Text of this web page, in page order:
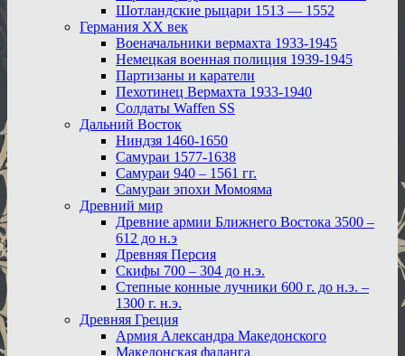
Шотландские рыцари 1513 — 1552
Германия XX век
Военачальники вермахта 1933-1945
Немецкая военная полиция 1939-1945
Партизаны и каратели
Пехотинец Вермахта 1933-1940
Солдаты Waffen SS
Дальний Восток
Ниндзя 1460-1650
Самураи 1577-1638
Самураи 940 – 1561 гг.
Самураи эпохи Момояма
Древний мир
Древние армии Ближнего Востока 3500 –
612 до н.э
Древняя Персия
Скифы 700 – 304 до н.э.
Степные конные лучники 600 г. до н.э. –
1300 г. н.э.
Древняя Греция
Армия Александра Македонского
Македонская фаланга